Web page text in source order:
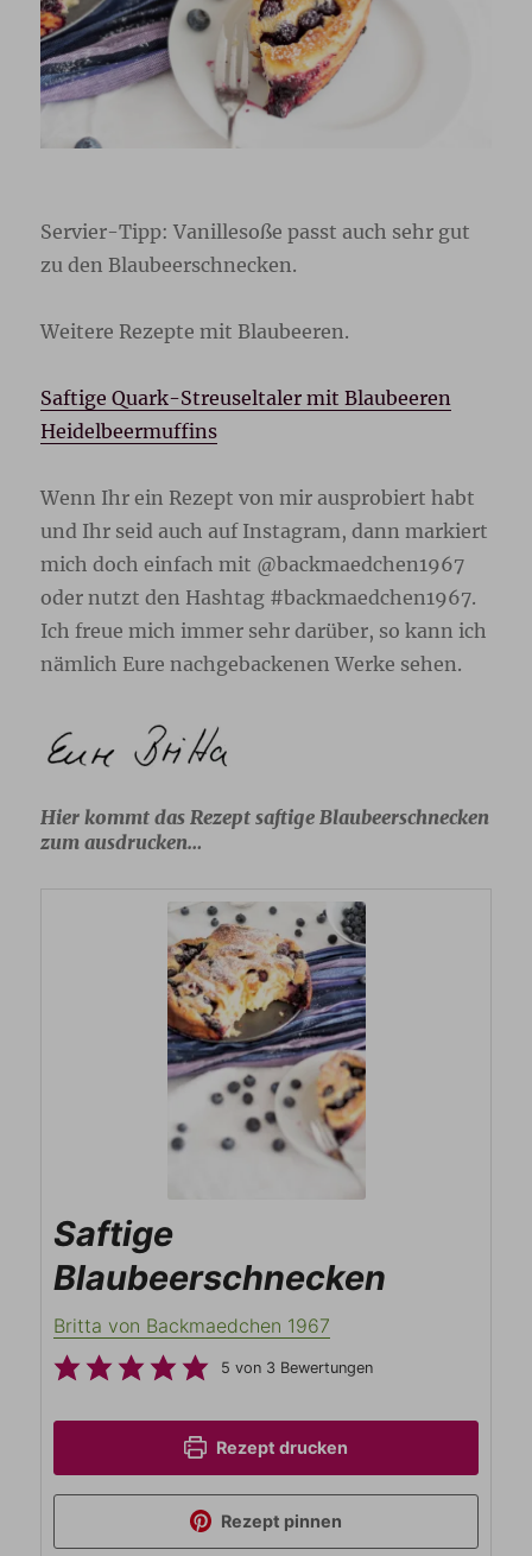
Servier-Tipp: Vanillesoße passt auch sehr gut
zu den Blaubeerschnecken.
Weitere Rezepte mit Blaubeeren.
Saftige Quark-Streuseltaler mit Blaubeeren
Heidelbeermuffins
Wenn Ihr ein Rezept von mir ausprobiert habt
und Ihr seid auch auf Instagram, dann markiert
mich doch einfach mit @backmaedchen1967
oder nutzt den Hashtag #backmaedchen1967.
Ich freue mich immer sehr darüber, so kann ich
nämlich Eure nachgebackenen Werke sehen.
Hier kommt das Rezept saftige Blaubeerschnecken
zum ausdrucken…
Saftige
Blaubeerschnecken
Britta von Backmaedchen 1967
5 von 3Bewertungen
Rezept drucken
Rezept pinnen